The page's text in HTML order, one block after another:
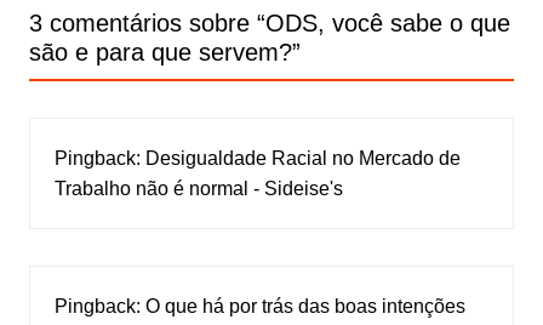
3 comentários sobre “ODS, você sabe o que
são e para que servem?”
Pingback: Desigualdade Racial no Mercado de
Trabalho não é normal - Sideise's
Pingback: O que há por trás das boas intenções